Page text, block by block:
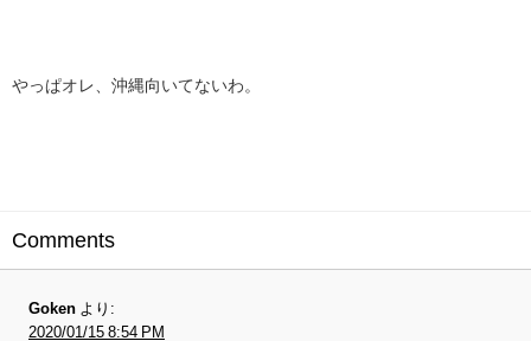
やっぱオレ、沖縄向いてないわ。
Comments
Goken より:
2020/01/15 8:54 PM